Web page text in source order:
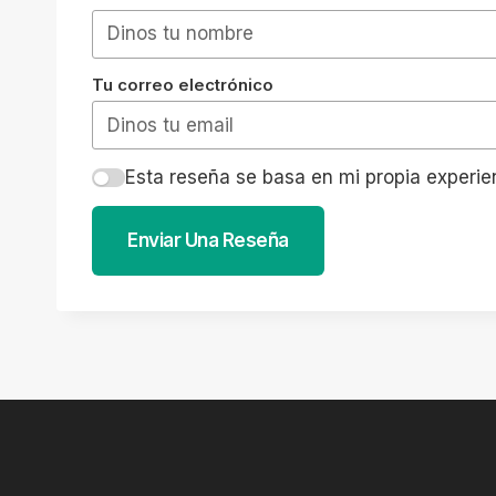
Tu correo electrónico
Esta reseña se basa en mi propia
Enviar Una Reseña